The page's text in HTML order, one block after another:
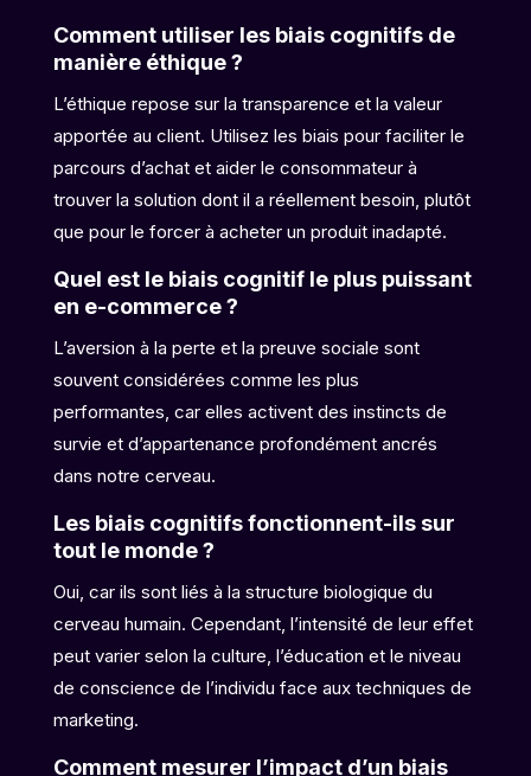
Comment utiliser les biais cognitifs de
manière éthique ?
L’éthique repose sur la transparence et la valeur
apportée au client. Utilisez les biais pour faciliter le
parcours d’achat et aider le consommateur à
trouver la solution dont il a réellement besoin, plutôt
que pour le forcer à acheter un produit inadapté.
Quel est le biais cognitif le plus puissant
en e-commerce ?
L’aversion à la perte et la preuve sociale sont
souvent considérées comme les plus
performantes, car elles activent des instincts de
survie et d’appartenance profondément ancrés
dans notre cerveau.
Les biais cognitifs fonctionnent-ils sur
tout le monde ?
Oui, car ils sont liés à la structure biologique du
cerveau humain. Cependant, l’intensité de leur effet
peut varier selon la culture, l’éducation et le niveau
de conscience de l’individu face aux techniques de
marketing.
Comment mesurer l’impact d’un biais